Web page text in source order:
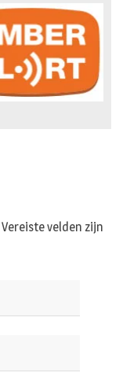
Vereiste velden zijn